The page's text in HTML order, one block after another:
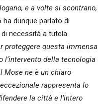
e a volte si scontrano,
ha dunque parlato di
necessità a tutela
proteggere questa immensa
l’intervento della tecnologia
Mose ne è un chiaro
rappresenta lo
la città e l’intero